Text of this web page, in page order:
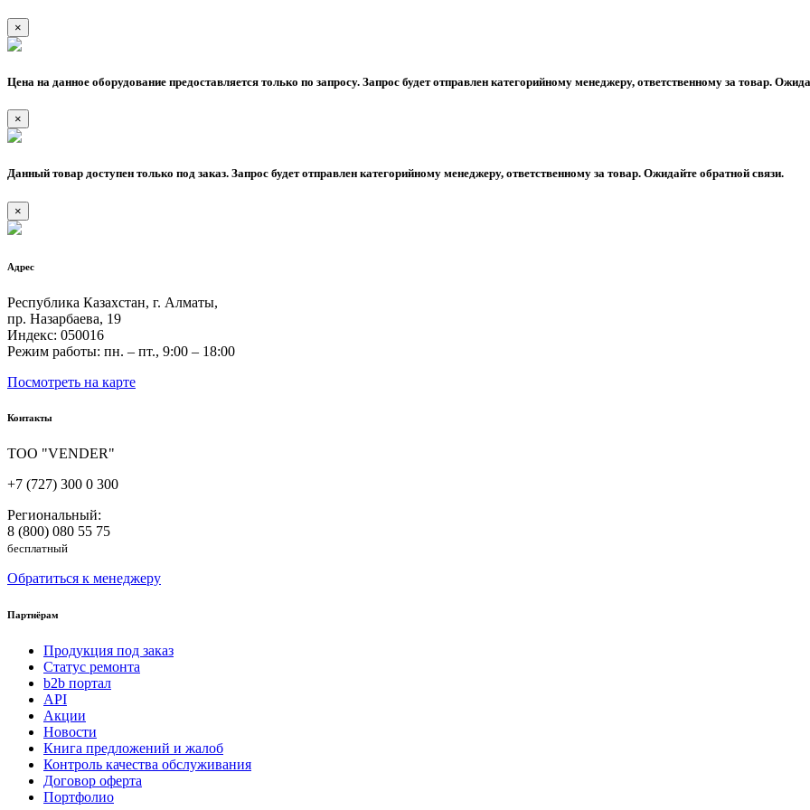
×
Цена на данное оборудование предоставляется только по запросу. Запрос будет отправлен категорийному менеджеру, ответственному за товар.
×
Данный товар доступен только под заказ. Запрос будет отправлен категорийному менеджеру, ответственному за товар. Ожидайте обратной связи.
×
Адрес
Республика Казахстан, г. Алматы,
пр. Назарбаева, 19
Индекс: 050016
Режим работы: пн. – пт., 9:00 – 18:00
Посмотреть на карте
Контакты
ТОО "VENDER"
+7 (727) 300 0 300
Региональный:
8 (800) 080 55 75
бесплатный
Обратиться к менеджеру
Партнёрам
Продукция под заказ
Статус ремонта
b2b портал
API
Акции
Новости
Книга предложений и жалоб
Контроль качества обслуживания
Договор оферта
Портфолио